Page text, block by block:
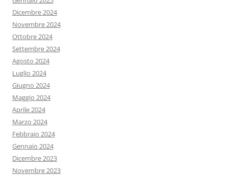
Dicembre 2024
Novembre 2024
Ottobre 2024
Settembre 2024
Agosto 2024
Luglio 2024
Giugno 2024
Maggio 2024
Aprile 2024
Marzo 2024
Febbraio 2024
Gennaio 2024
Dicembre 2023
Novembre 2023